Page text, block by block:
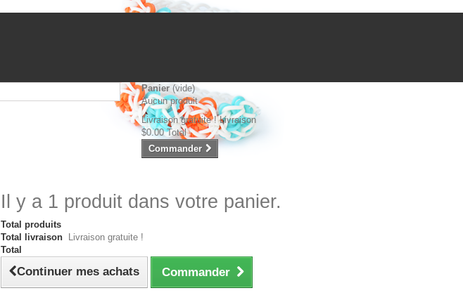
Panier (vide)
Aucun produit
Livraison gratuite !Livraison
$0.00 Total
Commander
Il y a 1 produit dans votre panier.
Total produits
Total livraison
Livraison gratuite !
Total
Continuer mes achats Commander